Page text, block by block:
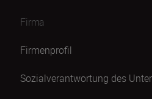
Firma
Firmenprofil
Sozialverantwortung des